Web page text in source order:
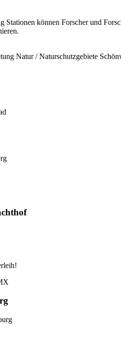
Stationen können Forscher und
Natur / Naturschutzgebiete